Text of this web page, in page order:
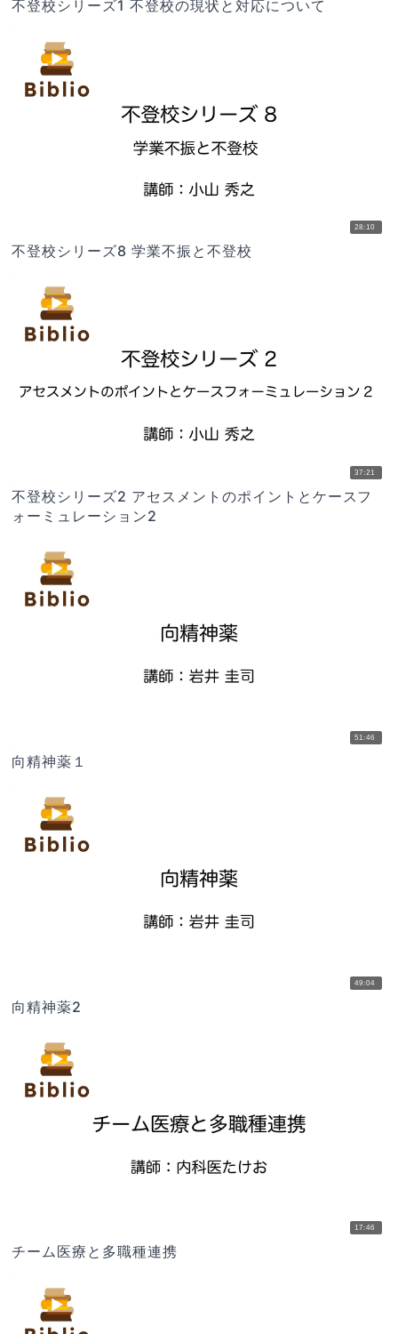
不登校シリーズ1 不登校の現状と対応について
28:10
不登校シリーズ8 学業不振と不登校
37:21
不登校シリーズ2 アセスメントのポイントとケースフ
ォーミュレーション2
51:46
向精神薬１
49:04
向精神薬2
17:46
チーム医療と多職種連携